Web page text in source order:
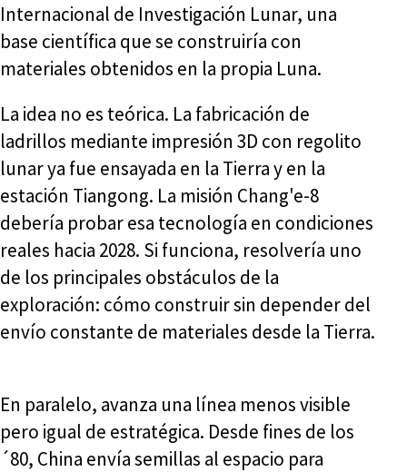
Internacional de Investigación Lunar, una
base científica que se construiría con
materiales obtenidos en la propia Luna.
La idea no es teórica. La fabricación de
ladrillos mediante impresión 3D con regolito
lunar ya fue ensayada en la Tierra y en la
estación Tiangong. La misión Chang'e-8
debería probar esa tecnología en condiciones
reales hacia 2028. Si funciona, resolvería uno
de los principales obstáculos de la
exploración: cómo construir sin depender del
envío constante de materiales desde la Tierra.
En paralelo, avanza una línea menos visible
pero igual de estratégica. Desde fines de los
´80, China envía semillas al espacio para